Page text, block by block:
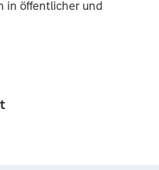
in öffentlicher und